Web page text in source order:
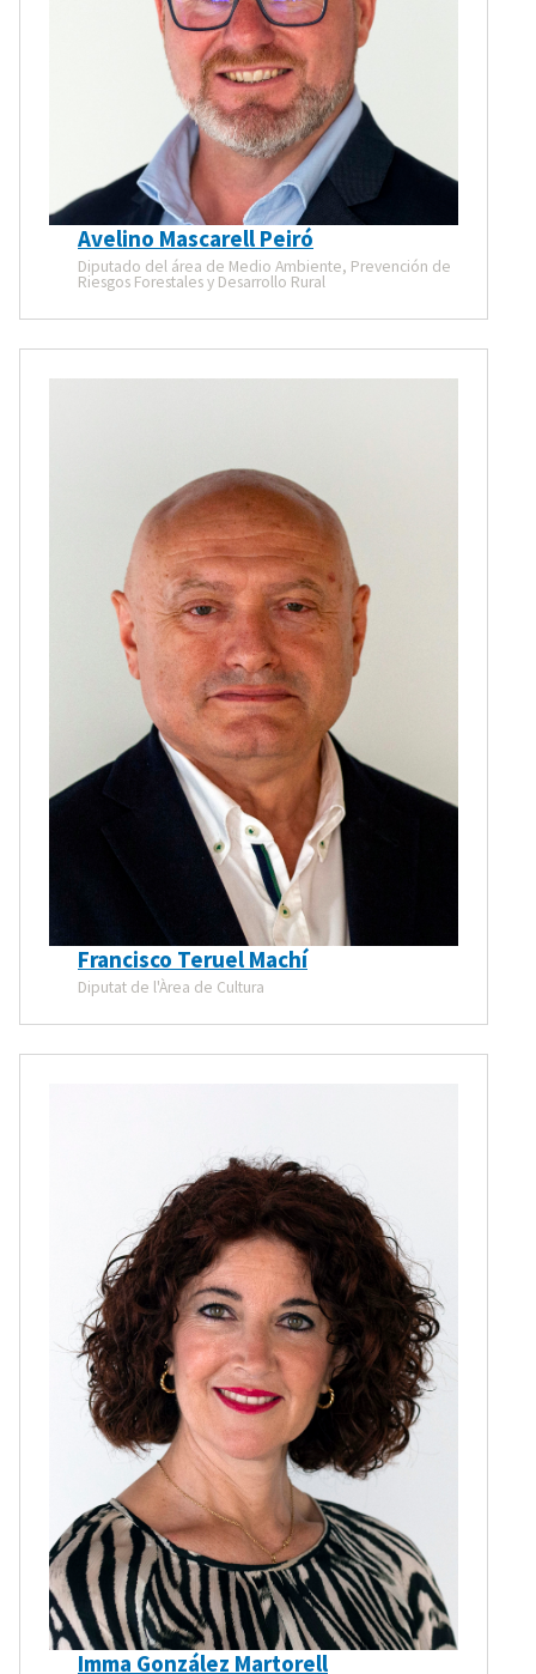
Avelino Mascarell Peiró
Diputado del área de Medio Ambiente, Prevención de
Riesgos Forestales y Desarrollo Rural
Francisco Teruel Machí
Diputat de l'Àrea de Cultura
Imma González Martorell